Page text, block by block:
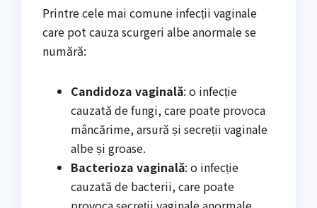
Printre cele mai comune infecții vaginale
care pot cauza scurgeri albe anormale se
numără:
Candidoza vaginală: o infecție
cauzată de fungi, care poate provoca
mâncărime, arsură și secreții vaginale
albe și groase.
Bacterioza vaginală: o infecție
cauzată de bacterii, care poate